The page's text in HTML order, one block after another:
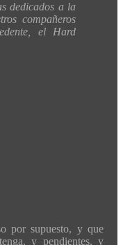
dedicados a la
compañeros
el Hard
por supuesto, y que
y pendientes, y